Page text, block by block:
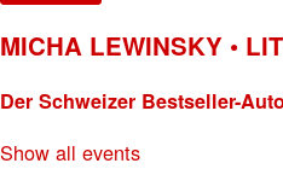
MICHA LEWINSKY •
Der Schweizer Bestseller-
Show all events